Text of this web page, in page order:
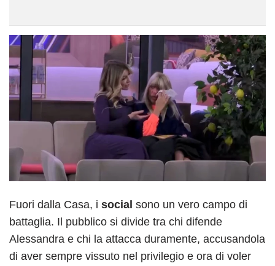
Fuori dalla Casa, i social sono un vero campo di
battaglia. Il pubblico si divide tra chi difende
Alessandra e chi la attacca duramente, accusandola
di aver sempre vissuto nel privilegio e ora di voler